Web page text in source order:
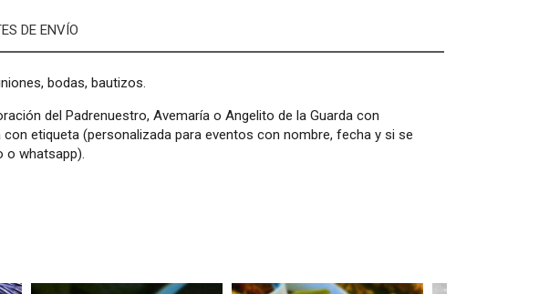
DE ENVÍO
bodas, bautizos.
del Padrenuestro, Avemaría o Angelito de la Guarda con
etiqueta (personalizada para eventos con nombre, fecha y si se
whatsapp).